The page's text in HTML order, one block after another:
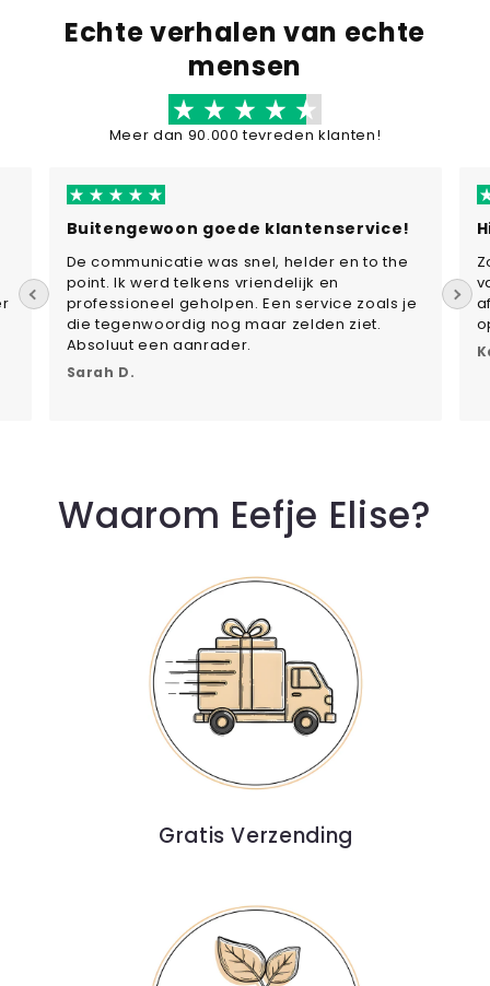
Echte verhalen van echte
mensen
Meer dan 90.000 tevreden klanten!
Buitengewoon goede klantenservice!
De communicatie was snel, helder en to the
point. Ik werd telkens vriendelijk en
professioneel geholpen. Een service zoals je
die tegenwoordig nog maar zelden ziet.
Absoluut een aanrader.
Sarah D.
Waarom Eefje Elise?
Gratis Verzending